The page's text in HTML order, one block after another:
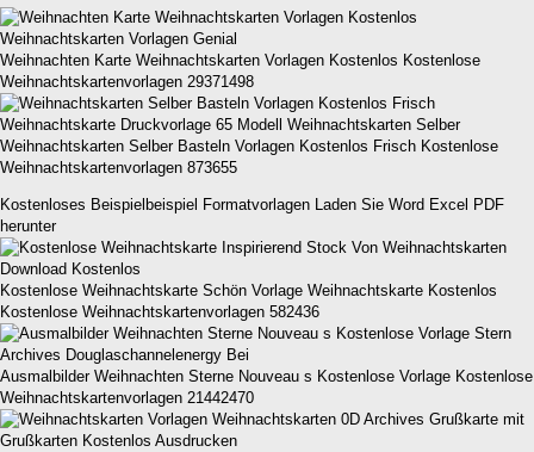
Weihnachten Karte Weihnachtskarten Vorlagen Kostenlos Kostenlose
Weihnachtskartenvorlagen 29371498
Weihnachtskarten Selber Basteln Vorlagen Kostenlos Frisch Kostenlose
Weihnachtskartenvorlagen 873655
Kostenloses Beispielbeispiel Formatvorlagen Laden Sie Word Excel PDF
herunter
Kostenlose Weihnachtskarte Schön Vorlage Weihnachtskarte Kostenlos
Kostenlose Weihnachtskartenvorlagen 582436
Ausmalbilder Weihnachten Sterne Nouveau s Kostenlose Vorlage Kostenlose
Weihnachtskartenvorlagen 21442470